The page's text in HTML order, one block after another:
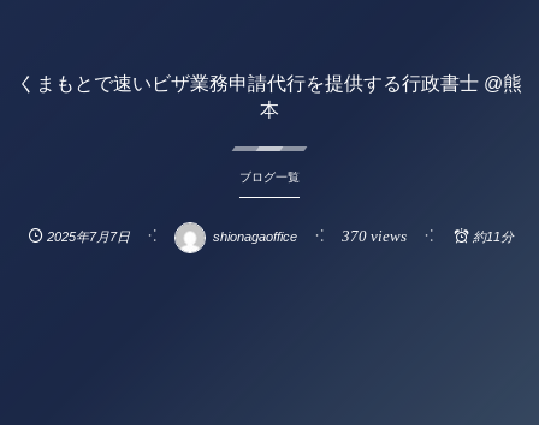
くまもとで速いビザ業務申請代行を提供する行政書士 @熊
本
ブログ一覧
2025年7月7日 shionagaoffice 370 views 約11分